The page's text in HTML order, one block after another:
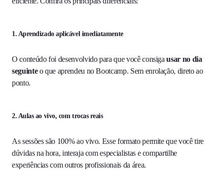
1. Aprendizado aplicável imediatamente
O conteúdo foi desenvolvido para que você consigausar no dia
seguinteo que aprendeu no Bootcamp. Sem enrolação, direto ao
ponto.
2. Aulas ao vivo, com trocas reais
As sessões são 100% ao vivo. Esse formato permite que você tire
dúvidas na hora, interaja com especialistas e compartilhe
experiências com outros profissionais da área.